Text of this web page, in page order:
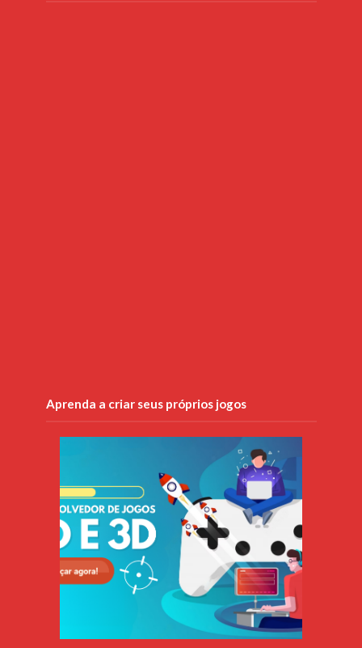
Aprenda a criar seus próprios jogos